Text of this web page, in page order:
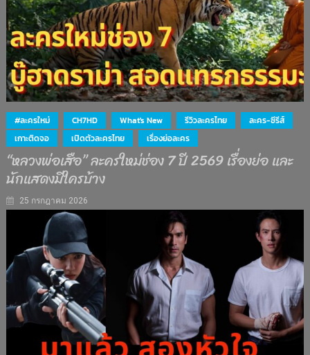
#ละครใหม่ CH7HD What's New รีวิวละครไทย
ละคร-ซีรีส์
เกาะติดจอ
เปิดตัวละครไทย เรื่องย่อละคร
“หลวงพ่อเสือ” ละครใหม่ช่อง 7 ปี 2569 เรื่องย่อ และ
นักแสดงมีใครบ้าง
25 กรกฎาคม 2026